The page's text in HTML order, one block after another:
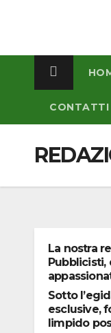
CONTATTI
La nostra
Pubblicisti,
Sotto
esclusive,
limpido